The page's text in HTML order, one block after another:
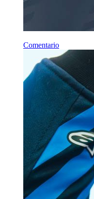
Comentario